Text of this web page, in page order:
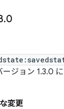
.0
ジョン 1.3.0
変更